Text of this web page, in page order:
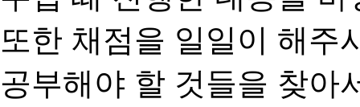
또한 채점을 일일이 해주
공부해야 할 것들을 찾아